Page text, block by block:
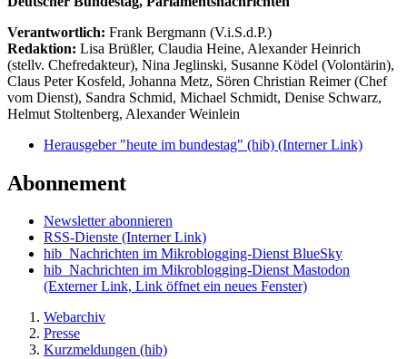
Verantwortlich: Frank Bergmann (V.i.S.d.P.)
Redaktion: Lisa Brüßler, Claudia Heine, Alexander Heinrich
(stellv. Chefredakteur), Nina Jeglinski, Susanne Ködel (Volontärin),
Claus Peter Kosfeld, Johanna Metz, Sören Christian Reimer (Chef
vom Dienst), Sandra Schmid, Michael Schmidt, Denise Schwarz,
Helmut Stoltenberg, Alexander Weinlein
Herausgeber "heute im bundestag" (hib) (Interner Link)
Abonnement
Newsletter abonnieren
RSS-Dienste (Interner Link)
hib_Nachrichten im Mikroblogging-Dienst BlueSky
hib_Nachrichten im Mikroblogging-Dienst Mastodon
(Externer Link, Link öffnet ein neues Fenster)
Webarchiv
Presse
Kurzmeldungen (hib)